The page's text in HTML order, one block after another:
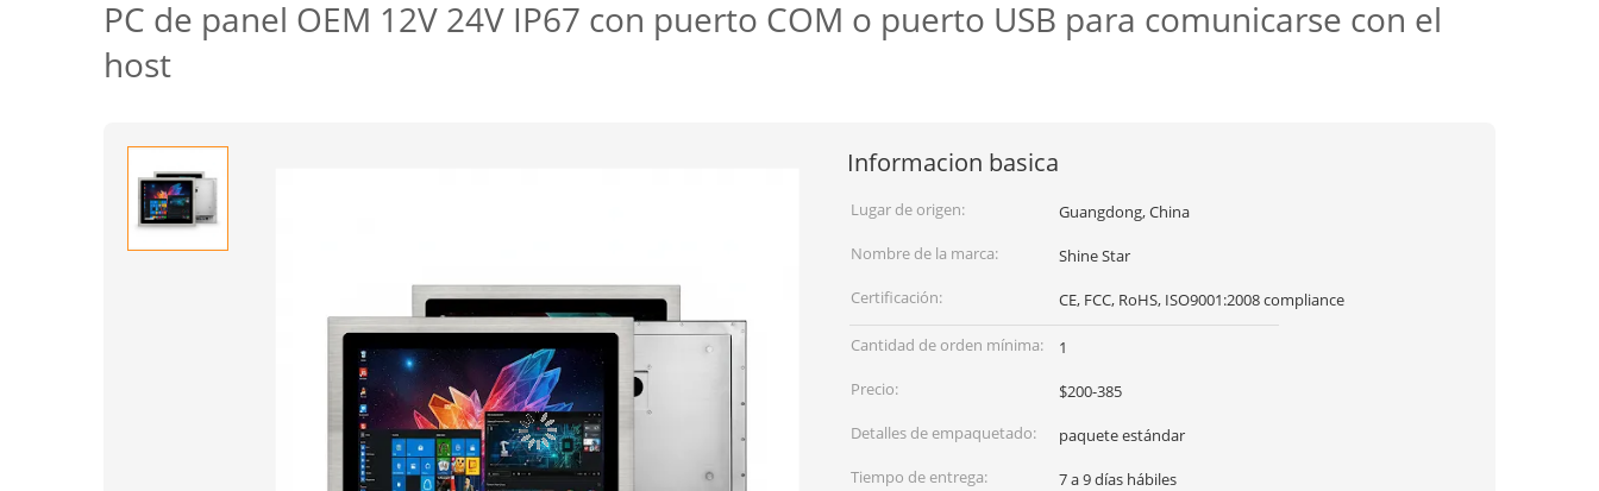
PC de panel OEM 12V 24V IP67 con puerto COM o puerto USB para comunicarse con el
host
Informacion basica
Lugar de origen:
Guangdong, China
Nombre de la marca:
Shine Star
Certificación:
CE, FCC, RoHS, ISO9001:2008 compliance
Cantidad de orden mínima:
1
Precio:
$200-385
Detalles de empaquetado:
paquete estándar
Tiempo de entrega:
7 a 9 días hábiles